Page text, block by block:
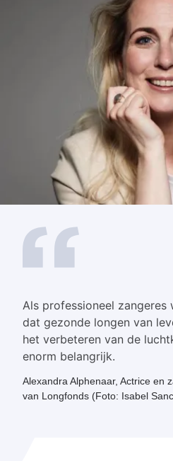
Als professioneel zangeres
dat gezonde longen van
het verbeteren van de
enorm belangrijk.
Alexandra Alphenaar, Actrice en
van Longfonds (Foto: Isabel